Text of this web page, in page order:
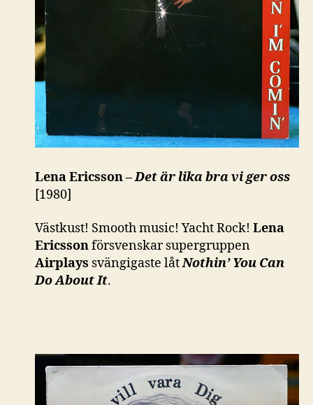
Lena Ericsson –Det är lika bra vi ger oss
[1980]
Västkust! Smooth music! Yacht Rock! Lena
Ericssonförsvenskar supergruppen
Airplays svängigaste låtNothin’ You Can
Do About It.